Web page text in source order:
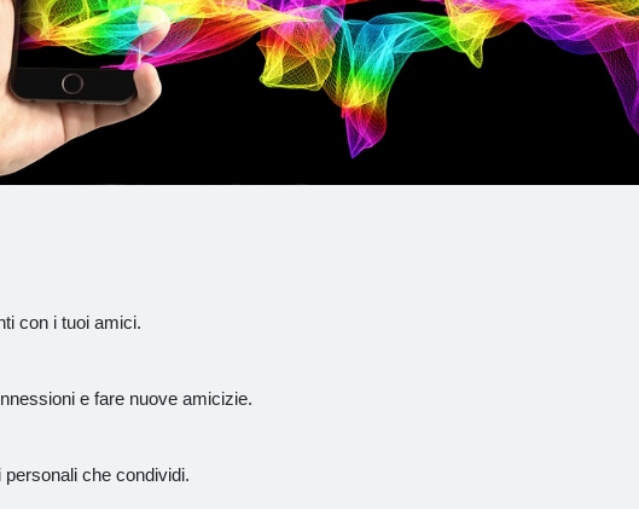
con i tuoi amici.
e fare nuove amicizie.
che condividi.